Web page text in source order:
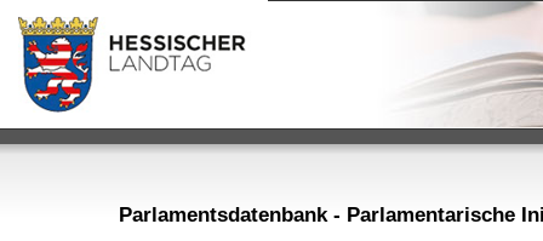
Parlamentsdatenbank - Parlamentarische